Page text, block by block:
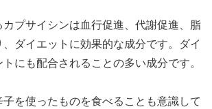
プサイシンは血行促進、代謝促進、脂
ダイエットに効果的な成分です。ダイ
にも配合されることの多い成分です。
を使ったものを食べることも意識して